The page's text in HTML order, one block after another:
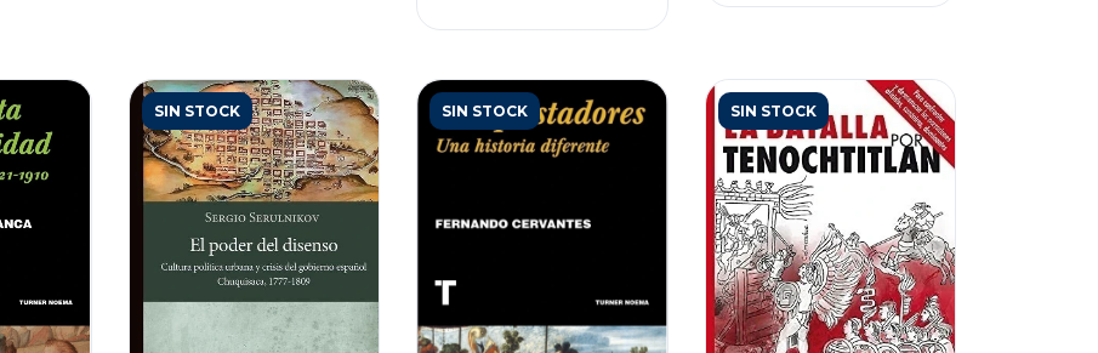
SIN STOCK SIN STOCK SIN STOCK